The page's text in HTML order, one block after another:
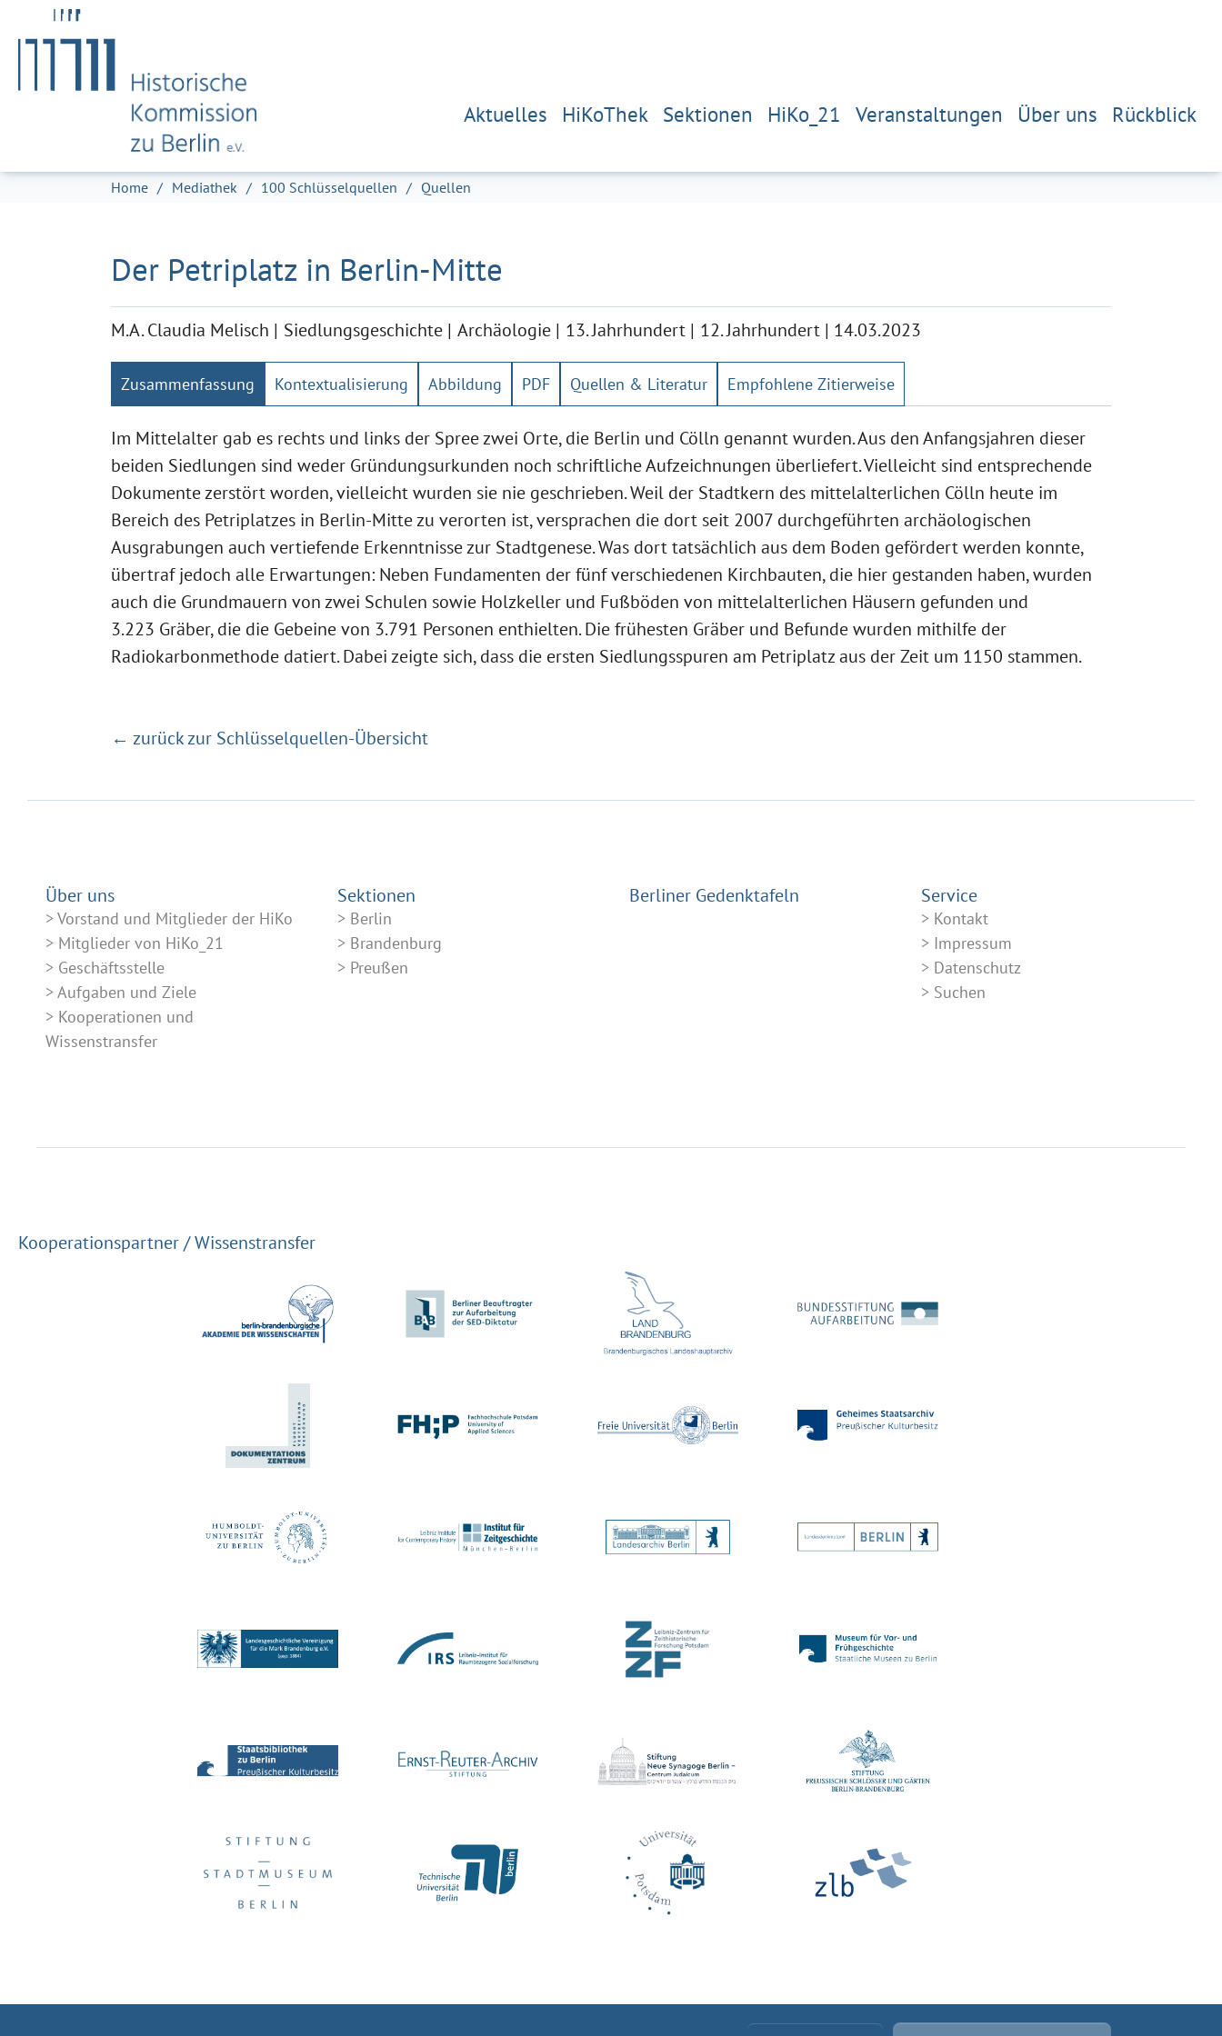
Zum Hauptinhalt springen
Skip to page footer
Aktuelles HiKoThek Sektionen HiKo_21 Veranstaltungen Über uns Rückblick
Sie sind hier:
Home Mediathek 100 Schlüsselquellen Quellen
Der Petriplatz in Berlin-Mitte
M.A. Claudia Melisch Siedlungsgeschichte Archäologie 13. Jahrhundert 12. Jahrhundert | 14.03.2023
Zusammenfassung Kontextualisierung Abbildung PDF Quellen & Literatur Empfohlene Zitierweise
Im Mittelalter gab es rechts und links der Spree zwei Orte, die Berlin und Cölln genannt wurden. Aus den Anfangsjahren dieser
beiden Siedlungen sind weder Gründungsurkunden noch schriftliche Aufzeichnungen überliefert. Vielleicht sind entsprechende
Dokumente zerstört worden, vielleicht wurden sie nie geschrieben. Weil der Stadtkern des mittelalterlichen Cölln heute im
Bereich des Petriplatzes in Berlin-Mitte zu verorten ist, versprachen die dort seit 2007 durchgeführten archäologischen
Ausgrabungen auch vertiefende Erkenntnisse zur Stadtgenese. Was dort tatsächlich aus dem Boden gefördert werden konnte,
übertraf jedoch alle Erwartungen: Neben Fundamenten der fünf verschiedenen Kirchbauten, die hier gestanden haben, wurden
auch die Grundmauern von zwei Schulen sowie Holzkeller und Fußböden von mittelalterlichen Häusern gefunden und
3.223 Gräber, die die Gebeine von 3.791 Personen enthielten. Die frühesten Gräber und Befunde wurden mithilfe der
Radiokarbonmethode datiert. Dabei zeigte sich, dass die ersten Siedlungsspuren am Petriplatz aus der Zeit um 1150 stammen.
← zurück zur Schlüsselquellen-Übersicht
Über uns
Vorstand und Mitglieder der HiKo
Mitglieder von HiKo_21
Geschäftsstelle
Aufgaben und Ziele
Kooperationen und
Wissenstransfer
Sektionen
Berlin
Brandenburg
Preußen
Berliner Gedenktafeln Service
Kontakt
Impressum
Datenschutz
Suchen
Kooperationspartner / Wissenstransfer